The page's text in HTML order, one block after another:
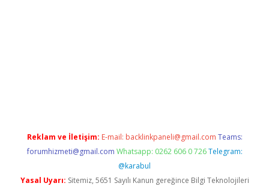
Reklam ve İletişim: E-mail: backlinkpaneli@gmail.com Teams:
forumhizmeti@gmail.com Whatsapp: 0262 606 0 726 Telegram:
@karabul
Yasal Uyarı: Sitemiz, 5651 Sayılı Kanun gereğince Bilgi Teknolojileri